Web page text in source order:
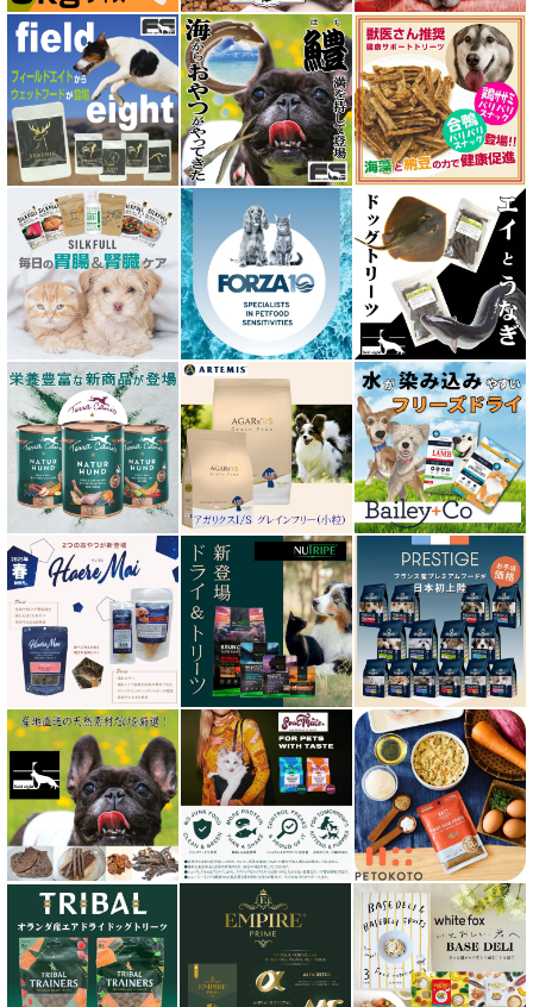
ウェルネス ヘルシーバランス
ウルフブラット WOLFSBLUT
エーワン AWAN DOG FOOD
エーにゃん Anyan 猫用おやつ
エクイリブリア EQUILIBRIA
エンパイア EMPIRE
オージー ラム プラス Aussie Lamb Plus
カントリーロード Country Roads
キアオラ kiaora
キャノフィラ
グリーンフィッシュ GreenFish
ケリーアンドコー Kelly＆Co’s
サンデーペッツ Sunday Pets
サンユー研究所
シェフ SHEF
シグネチャー７（Signature7）正規輸入品
シシア Schesir
獣医さん推奨シリーズ